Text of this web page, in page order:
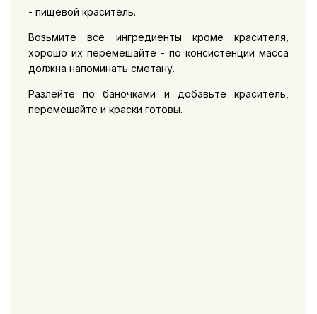
- пищевой краситель.
Возьмите все ингредиенты кроме красителя,
хорошо их перемешайте - по консистенции масса
должна напоминать сметану.
Разлейте по баночками и добавьте краситель,
перемешайте и краски готовы.